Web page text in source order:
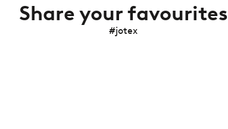
Share your favourites
#jotex